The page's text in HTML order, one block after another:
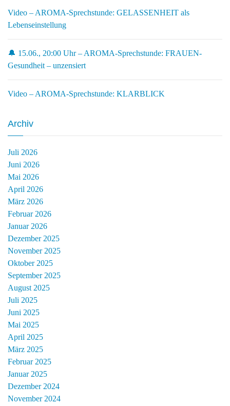
Video – AROMA-Sprechstunde: GELASSENHEIT als
Lebenseinstellung
🔔 15.06., 20:00 Uhr – AROMA-Sprechstunde: FRAUEN-
Gesundheit – unzensiert
Video – AROMA-Sprechstunde: KLARBLICK
Archiv
Juli 2026
Juni 2026
Mai 2026
April 2026
März 2026
Februar 2026
Januar 2026
Dezember 2025
November 2025
Oktober 2025
September 2025
August 2025
Juli 2025
Juni 2025
Mai 2025
April 2025
März 2025
Februar 2025
Januar 2025
Dezember 2024
November 2024